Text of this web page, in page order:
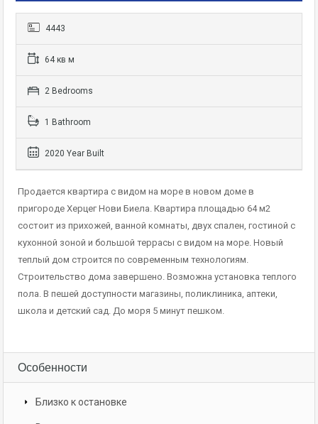
4443
64 кв м
2 Bedrooms
1 Bathroom
2020 Year Built
Продается квартира с видом на море в новом доме в
пригороде Херцег Нови Биела. Квартира площадью 64 м2
состоит из прихожей, ванной комнаты, двух спален, гостиной с
кухонной зоной и большой террасы с видом на море. Новый
теплый дом строится по современным технологиям.
Строительство дома завершено. Возможна установка теплого
пола. В пешей доступности магазины, поликлиника, аптеки,
школа и детский сад. До моря 5 минут пешком.
Особенности
Близко к остановке